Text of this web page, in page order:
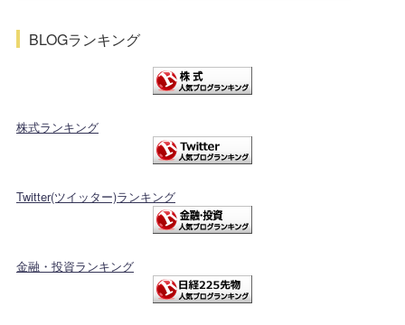
BLOGランキング
株式ランキング
Twitter(ツイッター)ランキング
金融・投資ランキング